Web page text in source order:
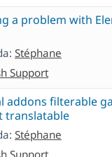
a problem with
Stéphane
Support
addons filterable
translatable
Stéphane